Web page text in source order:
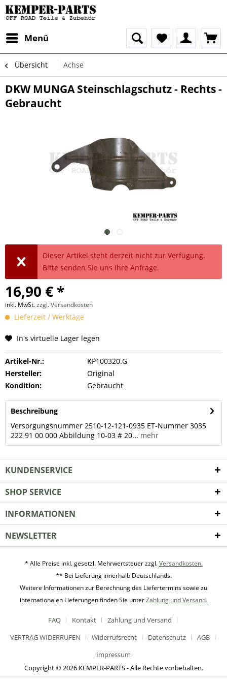
Menü
Übersicht Achse
DKW MUNGA Steinschlagschutz - Rechts -
Gebraucht
Dieser Artikel steht derzeit nicht zur Verfügung.
Bitte senden Sie uns Ihre Anfrage.
16,90 € *
inkl. MwSt.zzgl. Versandkosten
Lieferzeit / Werktage
In's virtuelle Lager legen
Artikel-Nr.:
KP100320.G
Hersteller:
Original
Kondition:
Gebraucht
Beschreibung
Versorgungsnummer 2510-12-121-0935 ET-Nummer 3035
222 91 00 000 Abbildung 10-03 # 20... mehr
KUNDENSERVICE
SHOP SERVICE
INFORMATIONEN
NEWSLETTER
* Alle Preise inkl. gesetzl. Mehrwertsteuer zzgl.Versandkosten.
** Bei Lieferung innerhalb Deutschlands.
Weitere Informationen zur Berechnung des Liefertermins sowie zu
internationalen Lieferungen finden Sie unterZahlung und Versand.
FAQ Kontakt
Zahlung und Versand
VERTRAG WIDERRUFEN
Widerrufsrecht Datenschutz
AGB
Impressum
Copyright © 2026 KEMPER-PARTS - Alle Rechte vorbehalten.